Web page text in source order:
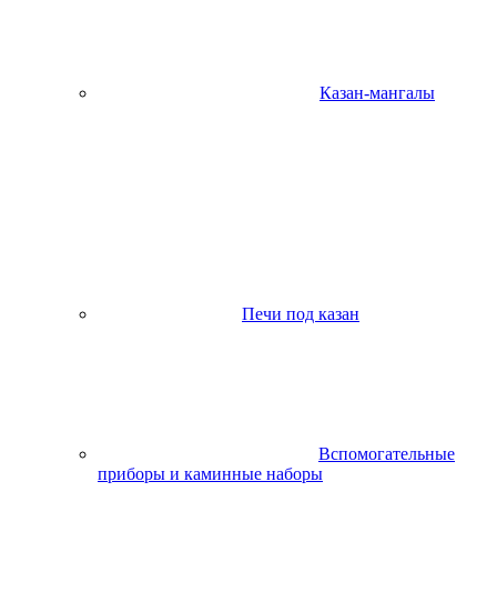
Казан-мангалы
Печи под казан
Вспомогательные
приборы и каминные наборы